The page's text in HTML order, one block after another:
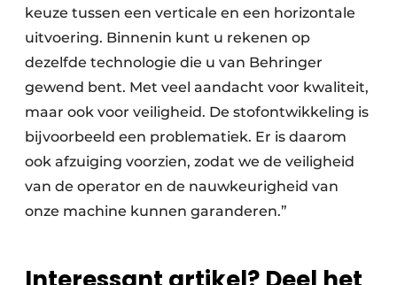
keuze tussen een verticale en een horizontale
uitvoering. Binnenin kunt u rekenen op
dezelfde technologie die u van Behringer
gewend bent. Met veel aandacht voor kwaliteit,
maar ook voor veiligheid. De stofontwikkeling is
bijvoorbeeld een problematiek. Er is daarom
ook afzuiging voorzien, zodat we de veiligheid
van de operator en de nauwkeurigheid van
onze machine kunnen garanderen.”